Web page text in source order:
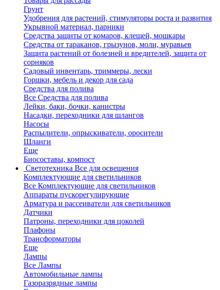
Грунт
Удобрения для растений, стимуляторы роста и развития
Укрывной материал, парники
Средства защиты от комаров, клещей, мошкары
Средства от тараканов, грызунов, моли, муравьев
Защита растений от болезней и вредителей, защита от
сорняков
Садовый инвентарь, триммеры, лески
Горшки, мебель и декор для сада
Средства для полива
Все Средства для полива
Лейки, баки, бочки, канистры
Насадки, переходники для шлангов
Насосы
Распылители, опрыскиватели, оросители
Шланги
Еще
Биосоставы, компост
Светотехника Все для освещения
Комплектующие для светильников
Все Комплектующие для светильников
Аппараты пускорегулирующие
Арматура и рассеиватели для светильников
Датчики
Патроны, переходники для цоколей
Плафоны
Трансформаторы
Еще
Лампы
Все Лампы
Автомобильные лампы
Газоразрядные лампы